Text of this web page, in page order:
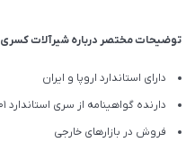
توضیحات مختصر درباره شیرآلات کسری
دارای استاندارد اروپا و ایران
دارنده گواهینامه از سری استاندارد ISO 9001
فروش در بازارهای خارجی